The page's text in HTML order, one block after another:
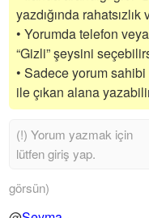
yazdığında
• Yorumda telefon
“Gizli” şeysini
• Sadece yorum
ile çıkan alana
görsün)